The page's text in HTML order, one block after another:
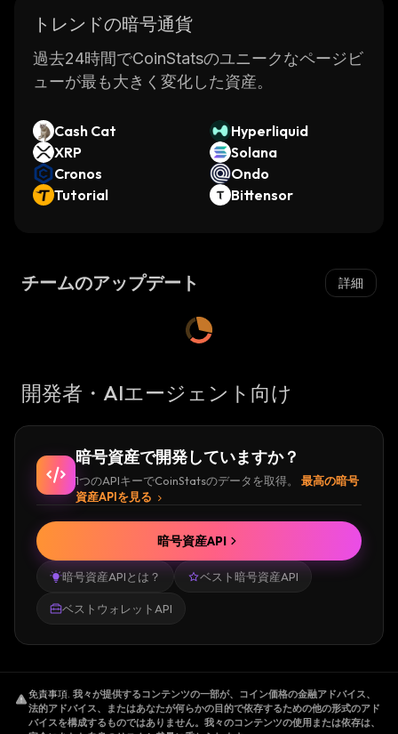
トレンドの暗号通貨
過去24時間でCoinStatsのユニークなページビ
ューが最も大きく変化した資産。
Cash Cat
Hyperliquid
XRP
Solana
Cronos
Ondo
Tutorial
Bittensor
チームのアップデート 詳細
開発者・AIエージェント向け
暗号資産で開発していますか？
1つのAPIキーでCoinStatsのデータを取得。
最高の暗号
資産APIを見る
暗号資産APIとは？ ベスト暗号資産API
ベストウォレットAPI
暗号資産API
免責事項. 我々が提供するコンテンツの一部が、コイン価格の金融アドバイス、
法的アドバイス、またはあなたが何らかの目的で依存するための他の形式のアド
バイスを構成するものではありません。我々のコンテンツの使用または依存は、